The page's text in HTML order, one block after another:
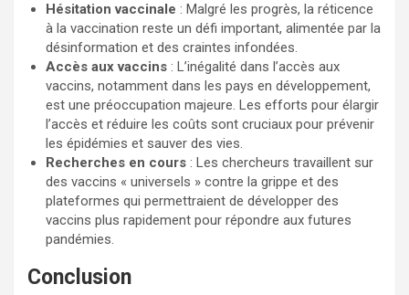
Hésitation vaccinale : Malgré les progrès, la réticence
à la vaccination reste un défi important, alimentée par la
désinformation et des craintes infondées.
Accès aux vaccins : L’inégalité dans l’accès aux
vaccins, notamment dans les pays en développement,
est une préoccupation majeure. Les efforts pour élargir
l’accès et réduire les coûts sont cruciaux pour prévenir
les épidémies et sauver des vies.
Recherches en cours : Les chercheurs travaillent sur
des vaccins « universels » contre la grippe et des
plateformes qui permettraient de développer des
vaccins plus rapidement pour répondre aux futures
pandémies.
Conclusion